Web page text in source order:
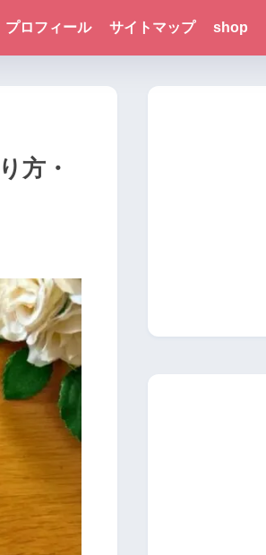
プロフィール サイトマップ shop
方・